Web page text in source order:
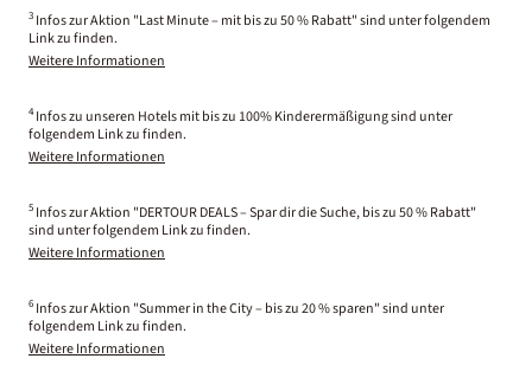
3 Infos zur Aktion "Last Minute – mit bis zu 50 % Rabatt" sind unter folgendem
Link zu finden.
Weitere Informationen
4 Infos zu unseren Hotels mit bis zu 100% Kinderermäßigung sind unter
folgendem Link zu finden.
Weitere Informationen
5 Infos zur Aktion "DERTOUR DEALS – Spar dir die Suche, bis zu 50 % Rabatt"
sind unter folgendem Link zu finden.
Weitere Informationen
6 Infos zur Aktion "Summer in the City – bis zu 20 % sparen" sind unter
folgendem Link zu finden.
Weitere Informationen